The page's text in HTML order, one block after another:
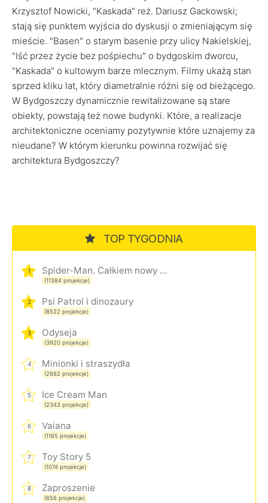
Krzysztof Nowicki, "Kaskada" reż. Dariusz Gackowski;
stają się punktem wyjścia do dyskusji o zmieniającym się
mieście. "Basen" o starym basenie przy ulicy Nakielskiej,
"Iść przez życie bez pośpiechu" o bydgoskim dworcu,
"Kaskada" o kultowym barze mlecznym. Filmy ukażą stan
sprzed kliku lat, który diametralnie różni się od bieżącego.
W Bydgoszczy dynamicznie rewitalizowane są stare
obiekty, powstają też nowe budynki. Które, a realizacje
architektoniczne oceniamy pozytywnie które uznajemy za
nieudane? W którym kierunku powinna rozwijać się
architektura Bydgoszczy?
TOP TYGODNIA
1 Spider-Man. Całkiem nowy dzień
(11384 projekcje)
2 Psi Patrol i dinozaury
(8522 projekcje)
3 Odyseja
(3920 projekcje)
4 Minionki i straszydła
(2662 projekcje)
5 Ice Cream Man
(2343 projekcje)
6 Vaiana
(1165 projekcje)
7 Toy Story 5
(1074 projekcje)
8 Zaproszenie
(656 projekcje)